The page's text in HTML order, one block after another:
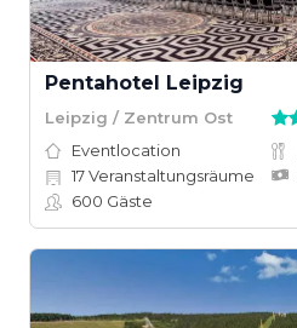
Pentahotel Leipzig
Leipzig / Zentrum Ost
Eventlocation
17Veranstaltungsräume
600 Gäste